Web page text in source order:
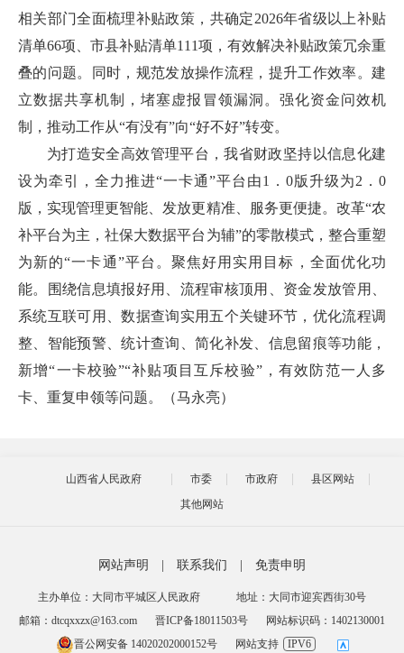
相关部门全面梳理补贴政策，共确定2026年省级以上补贴
清单66项、市县补贴清单111项，有效解决补贴政策冗余重
叠的问题。同时，规范发放操作流程，提升工作效率。建
立数据共享机制，堵塞虚报冒领漏洞。强化资金问效机
制，推动工作从“有没有”向“好不好”转变。
为打造安全高效管理平台，我省财政坚持以信息化建
设为牵引，全力推进“一卡通”平台由1．0版升级为2．0
版，实现管理更智能、发放更精准、服务更便捷。改革“农
补平台为主，社保大数据平台为辅”的零散模式，整合重塑
为新的“一卡通”平台。聚焦好用实用目标，全面优化功
能。围绕信息填报好用、流程审核顶用、资金发放管用、
系统互联可用、数据查询实用五个关键环节，优化流程调
整、智能预警、统计查询、简化补发、信息留痕等功能，
新增“一卡校验”“补贴项目互斥校验”，有效防范一人多
卡、重复申领等问题。（马永亮）
山西省人民政府 市委 市政府
县区网站
其他网站
网站声明 联系我们 免责申明
主办单位：大同市平城区人民政府
地址：大同市迎宾西街30号
邮箱：dtcqxxzx@163.com
晋ICP备18011503号
网站标识码：1402130001
晋公网安备 14020202000152号
网站支持 IPV6